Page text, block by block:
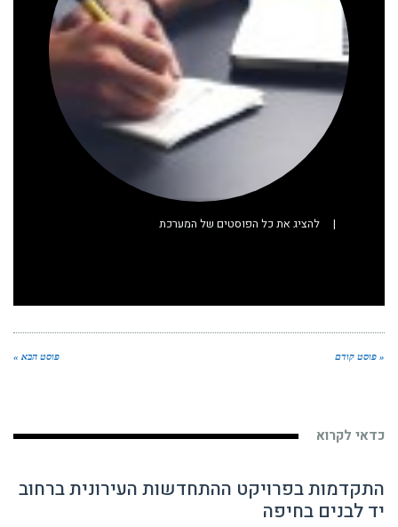
| להציג את כל הפוסטים של המערכת
« פוסט קודם פוסט הבא »
כדאי לקרוא
התקדמות בפרויקט ההתחדשות העירונית ברחוב
יד לבנים בחיפה